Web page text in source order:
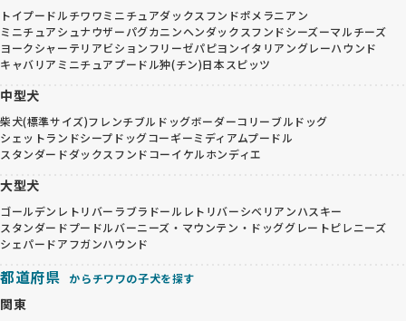
トイプードルチワワミニチュアダックスフンドポメラニアン
ミニチュアシュナウザーパグカニンヘンダックスフンドシーズーマルチーズ
ヨークシャーテリアビションフリーゼパピヨンイタリアングレーハウンド
キャバリア ミニチュアプードル狆(チン)日本スピッツ
中型犬
柴犬(標準サイズ)フレンチブルドッグボーダーコリーブルドッグ
シェットランドシープドッグコーギーミディアムプードル
スタンダードダックスフンドコーイケルホンディエ
大型犬
ゴールデンレトリバー ラブラドールレトリバーシベリアンハスキー
スタンダードプードルバーニーズ・マウンテン・ドッググレートピレニーズ
シェパードアフガンハウンド
都道府県 からチワワの子犬を探す
関東